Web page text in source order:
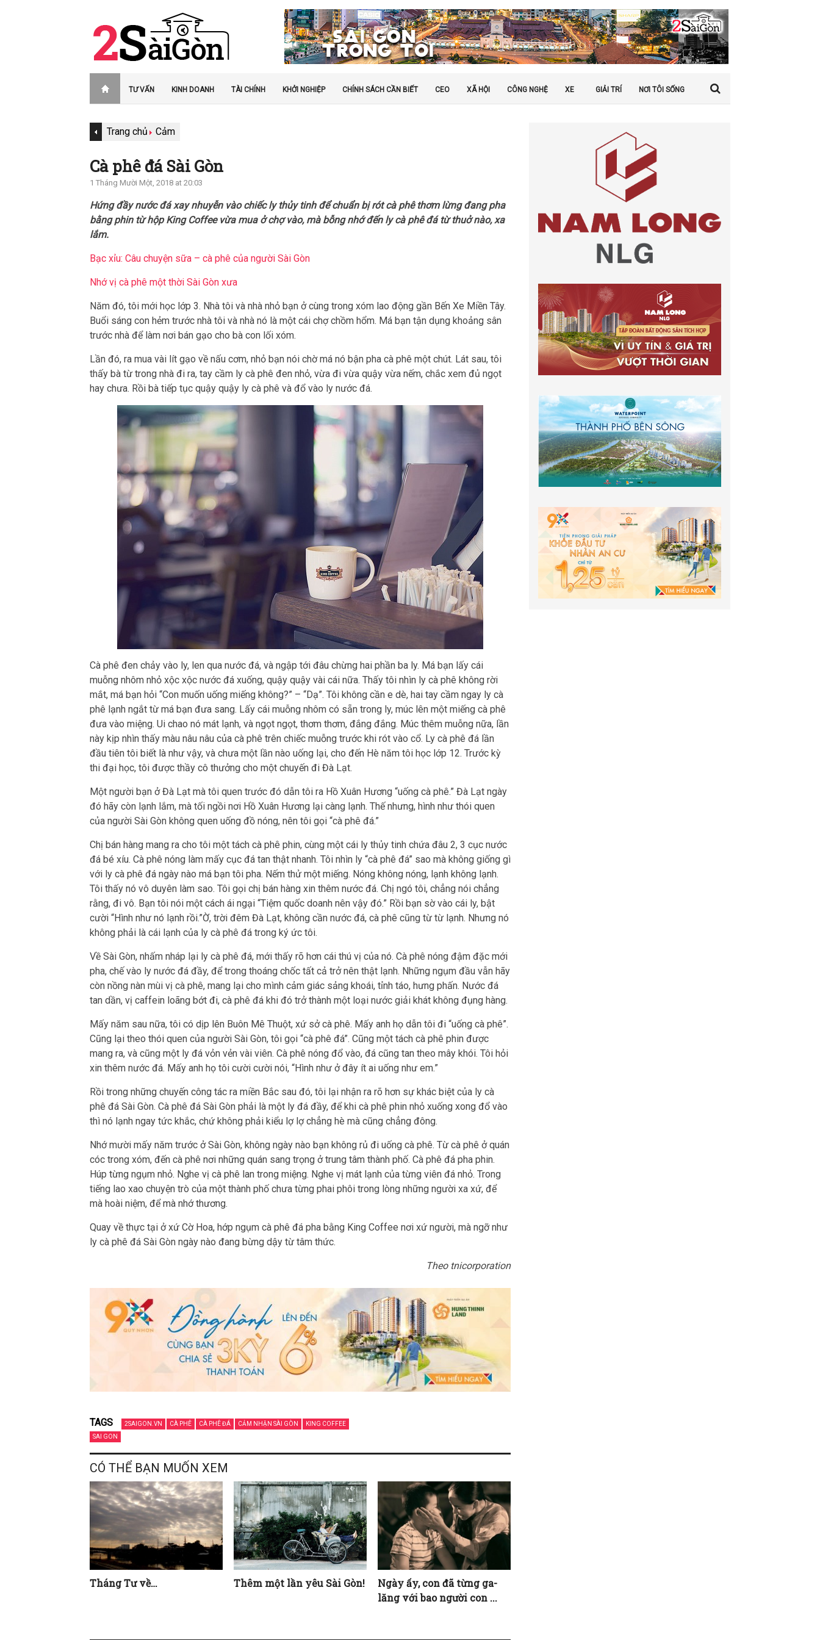
TƯ VẤN KINH DOANH TÀI CHÍNH KHỞI NGHIỆP CHÍNH SÁCH CẦN BIẾT CEO XÃ HỘI CÔNG NGHỆ XE GIẢI TRÍ NƠI TÔI SỐNG
Trang chủ Cảm
Cà phê đá Sài Gòn
1 Tháng Mười Một, 2018 at 20:03
Hứng đầy nước đá xay nhuyễn vào chiếc ly thủy tinh để chuẩn bị rót cà phê thơm lừng đang pha
bằng phin từ hộp King Coffee vừa mua ở chợ vào, mà bỗng nhớ đến ly cà phê đá từ thuở nào, xa
lắm.
Bạc xỉu: Câu chuyện sữa – cà phê của người Sài Gòn
Nhớ vị cà phê một thời Sài Gòn xưa
Năm đó, tôi mới học lớp 3. Nhà tôi và nhà nhỏ bạn ở cùng trong xóm lao động gần Bến Xe Miền Tây.
Buổi sáng con hẻm trước nhà tôi và nhà nó là một cái chợ chồm hổm. Má bạn tận dụng khoảng sân
trước nhà để làm nơi bán gạo cho bà con lối xóm.
Lần đó, ra mua vài lít gạo về nấu cơm, nhỏ bạn nói chờ má nó bận pha cà phê một chút. Lát sau, tôi
thấy bà từ trong nhà đi ra, tay cầm ly cà phê đen nhỏ, vừa đi vừa quậy vừa nếm, chắc xem đủ ngọt
hay chưa. Rồi bà tiếp tục quậy quậy ly cà phê và đổ vào ly nước đá.
Cà phê đen chảy vào ly, len qua nước đá, và ngập tới đâu chừng hai phần ba ly. Má bạn lấy cái
muỗng nhôm nhỏ xộc xộc nước đá xuống, quậy quậy vài cái nữa. Thấy tôi nhìn ly cà phê không rời
mắt, má bạn hỏi “Con muốn uống miếng không?” – “Dạ”. Tôi không cần e dè, hai tay cầm ngay ly cà
phê lạnh ngắt từ má bạn đưa sang. Lấy cái muỗng nhôm có sẵn trong ly, múc lên một miếng cà phê
đưa vào miệng. Ui chao nó mát lạnh, và ngọt ngọt, thơm thơm, đắng đắng. Múc thêm muỗng nữa, lần
này kịp nhìn thấy màu nâu nâu của cà phê trên chiếc muỗng trước khi rót vào cổ. Ly cà phê đá lần
đầu tiên tôi biết là như vậy, và chưa một lần nào uống lại, cho đến Hè năm tôi học lớp 12. Trước kỳ
thi đại học, tôi được thầy cô thưởng cho một chuyến đi Đà Lạt.
Một người bạn ở Đà Lạt mà tôi quen trước đó dẫn tôi ra Hồ Xuân Hương “uống cà phê.” Đà Lạt ngày
đó hãy còn lạnh lắm, mà tối ngồi nơi Hồ Xuân Hương lại càng lạnh. Thế nhưng, hình như thói quen
của người Sài Gòn không quen uống đồ nóng, nên tôi gọi “cà phê đá.”
Chị bán hàng mang ra cho tôi một tách cà phê phin, cùng một cái ly thủy tinh chứa đâu 2, 3 cục nước
đá bé xíu. Cà phê nóng làm mấy cục đá tan thật nhanh. Tôi nhìn ly “cà phê đá” sao mà không giống gì
với ly cà phê đá ngày nào má bạn tôi pha. Nếm thử một miếng. Nóng không nóng, lạnh không lạnh.
Tôi thấy nó vô duyên làm sao. Tôi gọi chị bán hàng xin thêm nước đá. Chị ngó tôi, chẳng nói chẳng
rằng, đi vô. Bạn tôi nói một cách ái ngại “Tiệm quốc doanh nên vậy đó.” Rồi bạn sờ vào cái ly, bật
cười “Hình như nó lạnh rồi.”Ờ, trời đêm Đà Lạt, không cần nước đá, cà phê cũng từ từ lạnh. Nhưng nó
không phải là cái lạnh của ly cà phê đá trong ký ức tôi.
Về Sài Gòn, nhấm nháp lại ly cà phê đá, mới thấy rõ hơn cái thú vị của nó. Cà phê nóng đậm đặc mới
pha, chế vào ly nước đá đầy, để trong thoáng chốc tất cả trở nên thật lạnh. Những ngụm đầu vẫn hãy
còn nồng nàn mùi vị cà phê, mang lại cho mình cảm giác sảng khoái, tỉnh táo, hưng phấn. Nước đá
tan dần, vị caffein loãng bớt đi, cà phê đá khi đó trở thành một loại nước giải khát không đụng hàng.
Mấy năm sau nữa, tôi có dịp lên Buôn Mê Thuột, xứ sở cà phê. Mấy anh họ dẫn tôi đi “uống cà phê”.
Cũng lại theo thói quen của người Sài Gòn, tôi gọi “cà phê đá”. Cũng một tách cà phê phin được
mang ra, và cũng một ly đá vỏn vẻn vài viên. Cà phê nóng đổ vào, đá cũng tan theo mây khói. Tôi hỏi
xin thêm nước đá. Mấy anh họ tôi cười cười nói, “Hình như ở đây ít ai uống như em.”
Rồi trong những chuyến công tác ra miền Bắc sau đó, tôi lại nhận ra rõ hơn sự khác biệt của ly cà
phê đá Sài Gòn. Cà phê đá Sài Gòn phải là một ly đá đầy, để khi cà phê phin nhỏ xuống xong đổ vào
thì nó lạnh ngay tức khắc, chứ không phải kiểu lợ lợ chẳng hè mà cũng chẳng đông.
Nhớ mười mấy năm trước ở Sài Gòn, không ngày nào bạn không rủ đi uống cà phê. Từ cà phê ở quán
cóc trong xóm, đến cà phê nơi những quán sang trọng ở trung tâm thành phố. Cà phê đá pha phin.
Húp từng ngụm nhỏ. Nghe vị cà phê lan trong miệng. Nghe vị mát lạnh của từng viên đá nhỏ. Trong
tiếng lao xao chuyện trò của một thành phố chưa từng phai phôi trong lòng những người xa xứ, để
mà hoài niệm, để mà nhớ thương.
Quay về thực tại ở xứ Cờ Hoa, hớp ngụm cà phê đá pha bằng King Coffee nơi xứ người, mà ngỡ như
ly cà phê đá Sài Gòn ngày nào đang bừng dậy từ tâm thức.
Theo tnicorporation
TAGS 2SAIGON.VN CÀ PHÊ CÀ PHÊ ĐÁ CẢM NHẬN SÀI GÒN
KING COFFEE
SAI GON
CÓ THỂ BẠN MUỐN XEM
Tháng Tư về… Thêm một lần yêu Sài Gòn!
Ngày ấy, con đã từng ga-
lăng với bao người con ...